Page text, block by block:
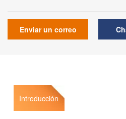
Enviar un correo
Introducción